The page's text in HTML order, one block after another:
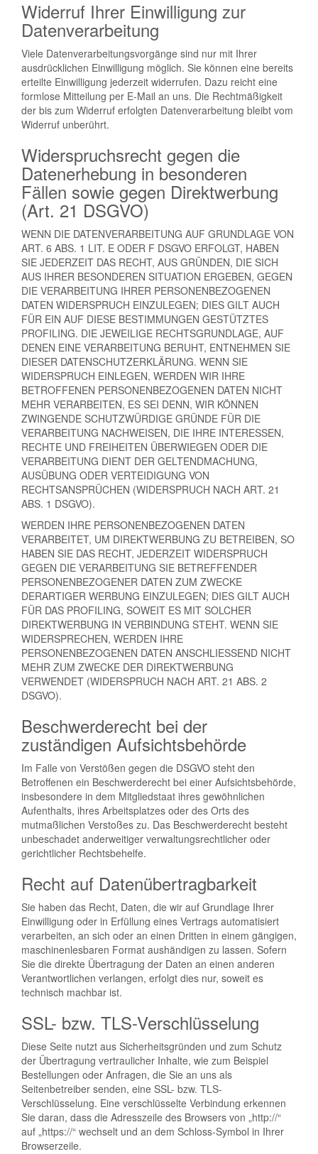
Widerruf Ihrer Einwilligung zur
Datenverarbeitung
Viele Datenverarbeitungsvorgänge sind nur mit Ihrer
ausdrücklichen Einwilligung möglich. Sie können eine bereits
erteilte Einwilligung jederzeit widerrufen. Dazu reicht eine
formlose Mitteilung per E-Mail an uns. Die Rechtmäßigkeit
der bis zum Widerruf erfolgten Datenverarbeitung bleibt vom
Widerruf unberührt.
Widerspruchsrecht gegen die
Datenerhebung in besonderen
Fällen sowie gegen Direktwerbung
(Art. 21 DSGVO)
WENN DIE DATENVERARBEITUNG AUF GRUNDLAGE VON
ART. 6 ABS. 1 LIT. E ODER F DSGVO ERFOLGT, HABEN
SIE JEDERZEIT DAS RECHT, AUS GRÜNDEN, DIE SICH
AUS IHRER BESONDEREN SITUATION ERGEBEN, GEGEN
DIE VERARBEITUNG IHRER PERSONENBEZOGENEN
DATEN WIDERSPRUCH EINZULEGEN; DIES GILT AUCH
FÜR EIN AUF DIESE BESTIMMUNGEN GESTÜTZTES
PROFILING. DIE JEWEILIGE RECHTSGRUNDLAGE, AUF
DENEN EINE VERARBEITUNG BERUHT, ENTNEHMEN SIE
DIESER DATENSCHUTZERKLÄRUNG. WENN SIE
WIDERSPRUCH EINLEGEN, WERDEN WIR IHRE
BETROFFENEN PERSONENBEZOGENEN DATEN NICHT
MEHR VERARBEITEN, ES SEI DENN, WIR KÖNNEN
ZWINGENDE SCHUTZWÜRDIGE GRÜNDE FÜR DIE
VERARBEITUNG NACHWEISEN, DIE IHRE INTERESSEN,
RECHTE UND FREIHEITEN ÜBERWIEGEN ODER DIE
VERARBEITUNG DIENT DER GELTENDMACHUNG,
AUSÜBUNG ODER VERTEIDIGUNG VON
RECHTSANSPRÜCHEN (WIDERSPRUCH NACH ART. 21
ABS. 1 DSGVO).
WERDEN IHRE PERSONENBEZOGENEN DATEN
VERARBEITET, UM DIREKTWERBUNG ZU BETREIBEN, SO
HABEN SIE DAS RECHT, JEDERZEIT WIDERSPRUCH
GEGEN DIE VERARBEITUNG SIE BETREFFENDER
PERSONENBEZOGENER DATEN ZUM ZWECKE
DERARTIGER WERBUNG EINZULEGEN; DIES GILT AUCH
FÜR DAS PROFILING, SOWEIT ES MIT SOLCHER
DIREKTWERBUNG IN VERBINDUNG STEHT. WENN SIE
WIDERSPRECHEN, WERDEN IHRE
PERSONENBEZOGENEN DATEN ANSCHLIESSEND NICHT
MEHR ZUM ZWECKE DER DIREKTWERBUNG
VERWENDET (WIDERSPRUCH NACH ART. 21 ABS. 2
DSGVO).
Beschwerderecht bei der
zuständigen Aufsichtsbehörde
Im Falle von Verstößen gegen die DSGVO steht den
Betroffenen ein Beschwerderecht bei einer Aufsichtsbehörde,
insbesondere in dem Mitgliedstaat ihres gewöhnlichen
Aufenthalts, ihres Arbeitsplatzes oder des Orts des
mutmaßlichen Verstoßes zu. Das Beschwerderecht besteht
unbeschadet anderweitiger verwaltungsrechtlicher oder
gerichtlicher Rechtsbehelfe.
Recht auf Datenübertragbarkeit
Sie haben das Recht, Daten, die wir auf Grundlage Ihrer
Einwilligung oder in Erfüllung eines Vertrags automatisiert
verarbeiten, an sich oder an einen Dritten in einem gängigen,
maschinenlesbaren Format aushändigen zu lassen. Sofern
Sie die direkte Übertragung der Daten an einen anderen
Verantwortlichen verlangen, erfolgt dies nur, soweit es
technisch machbar ist.
SSL- bzw. TLS-Verschlüsselung
Diese Seite nutzt aus Sicherheitsgründen und zum Schutz
der Übertragung vertraulicher Inhalte, wie zum Beispiel
Bestellungen oder Anfragen, die Sie an uns als
Seitenbetreiber senden, eine SSL- bzw. TLS-
Verschlüsselung. Eine verschlüsselte Verbindung erkennen
Sie daran, dass die Adresszeile des Browsers von „http://“
auf „https://“ wechselt und an dem Schloss-Symbol in Ihrer
Browserzeile.